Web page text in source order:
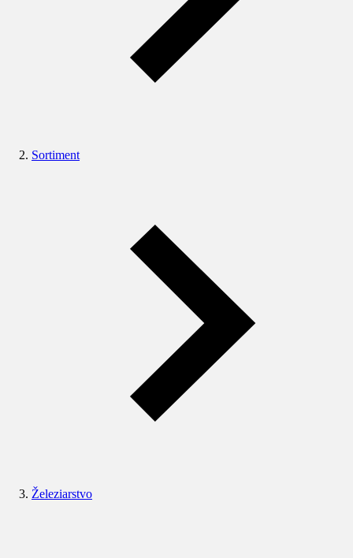
Sortiment
Železiarstvo